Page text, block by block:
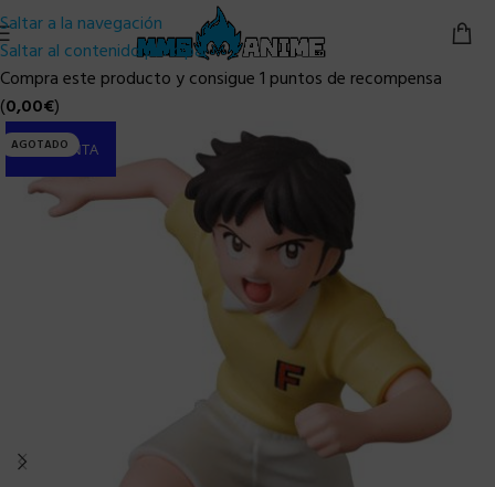
Saltar a la navegación
Saltar al contenido principal
Compra este producto y consigue 1 puntos de recompensa
(0,00€)
AGOTADO
PRE-VENTA